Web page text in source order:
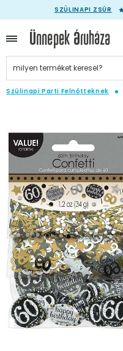
SZÜLINAPI ZSÚR
Szülinapi Parti Felnőtteknek